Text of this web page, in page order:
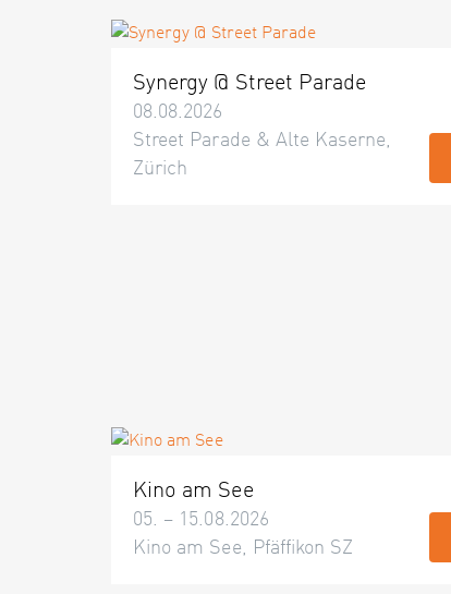
Synergy @ Street Parade
08.08.2026
Street Parade & Alte Kaserne,
Zürich
Kino am See
05. – 15.08.2026
Kino am See, Pfäffikon SZ